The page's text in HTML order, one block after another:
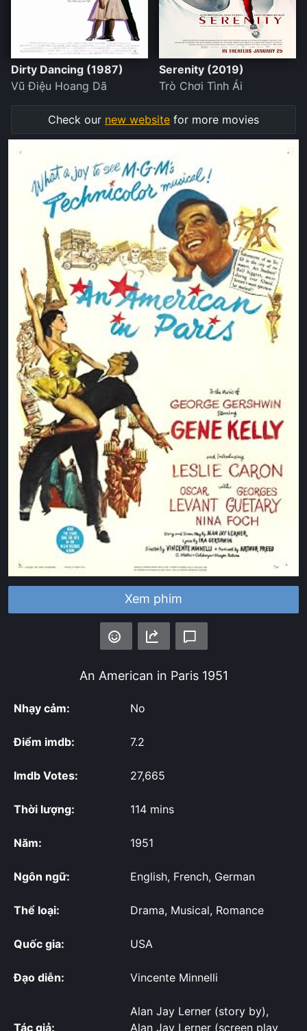
Xem phim
An American in Paris1951
Nhạy cảm: No
Điểm imdb: 7.2
Imdb Votes: 27,665
Thời lượng: 114 mins
Năm: 1951
Ngôn ngữ: English, French, German
Thể loại: Drama, Musical, Romance
Quốc gia: USA
Đạo diễn: Vincente Minnelli
Tác giả:
Alan Jay Lerner (story by),
Alan Jay Lerner (screen play
Dirty Dancing (1987)
Vũ Điệu Hoang Dã
Serenity (2019)
Trò Chơi Tình Ái
Check our new website for more movies